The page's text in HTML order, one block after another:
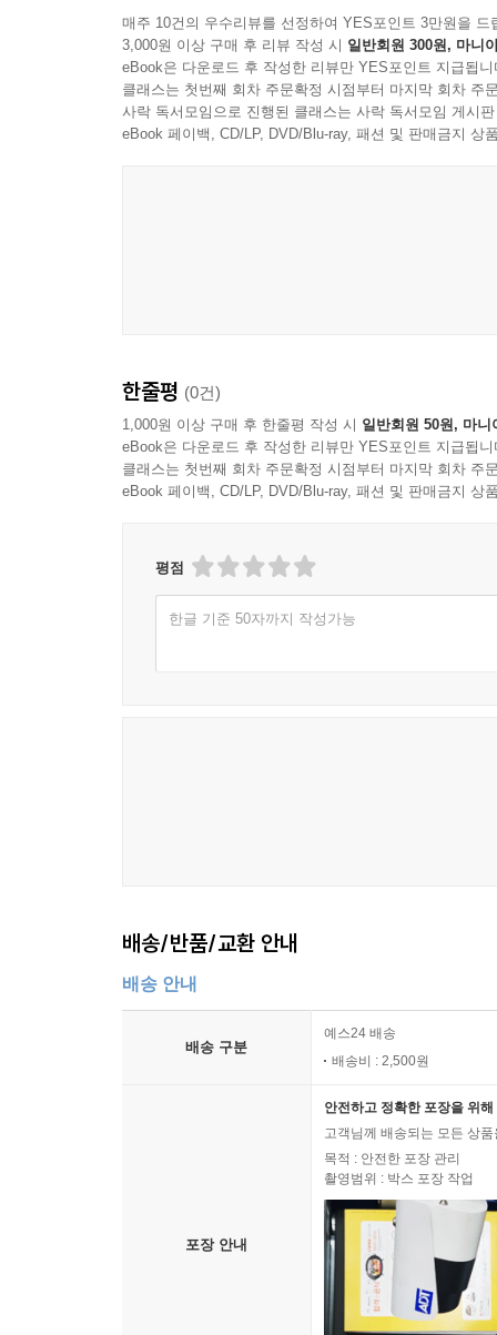
매주 10건의 우수리뷰를 선정하여 YES포인트 3만원을 드
3,000원 이상 구매 후 리뷰 작성 시 일반회원 300원, 마니
eBook은 다운로드 후 작성한 리뷰만 YES포인트 지급됩니
클래스는 첫번째 회차 주문확정 시점부터 마지막 회차 주
사락 독서모임으로 진행된 클래스는 사락 독서모임 게시
eBook 페이백, CD/LP, DVD/Blu-ray, 패션 및 판매금지 상
한줄평 (0건)
1,000원 이상 구매 후 한줄평 작성 시 일반회원 50원, 마니
eBook은 다운로드 후 작성한 리뷰만 YES포인트 지급됩니
클래스는 첫번째 회차 주문확정 시점부터 마지막 회차 주
eBook 페이백, CD/LP, DVD/Blu-ray, 패션 및 판매금지 상
평점
한글 기준 50자까지 작성가능
배송/반품/교환 안내
배송 안내
배송 구분
예스24 배송
배송비 : 2,500원
포장 안내
안전하고 정확한 포장을 위
고객님께 배송되는 모든 상
목적 : 안전한 포장 관리
촬영범위 : 박스 포장 작업